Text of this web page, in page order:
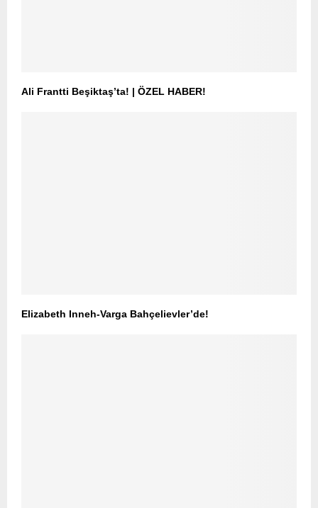
Ali Frantti Beşiktaş’ta! | ÖZEL HABER!
Elizabeth Inneh-Varga Bahçelievler’de!